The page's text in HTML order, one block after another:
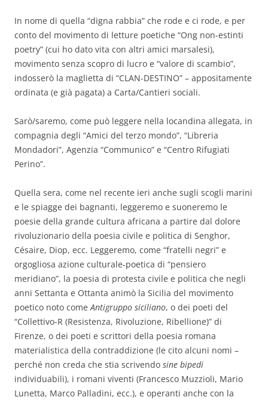
In nome di quella “digna rabbia” che rode e ci rode, e per
conto del movimento di letture poetiche “Ong non-estinti
poetry” (cui ho dato vita con altri amici marsalesi),
movimento senza scopro di lucro e “valore di scambio”,
indosserò la maglietta di “CLAN-DESTINO” – appositamente
ordinata (e già pagata) a Carta/Cantieri sociali.
Sarò/saremo, come può leggere nella locandina allegata, in
compagnia degli “Amici del terzo mondo”, “Libreria
Mondadori”, Agenzia “Communico” e “Centro Rifugiati
Perino”.
Quella sera, come nel recente ieri anche sugli scogli marini
e le spiagge dei bagnanti, leggeremo e suoneremo le
poesie della grande cultura africana a partire dal dolore
rivoluzionario della poesia civile e politica di Senghor,
Césaire, Diop, ecc. Leggeremo, come “fratelli negri” e
orgogliosa azione culturale-poetica di “pensiero
meridiano”, la poesia di protesta civile e politica che negli
anni Settanta e Ottanta animò la Sicilia del movimento
poetico noto comeAntigruppo siciliano, o dei poeti del
“Collettivo-R (Resistenza, Rivoluzione, Ribellione)” di
Firenze, o dei poeti e scrittori della poesia romana
materialistica della contraddizione (le cito alcuni nomi –
perché non creda che stia scrivendo sine bipedi
individuabili), i romani viventi (Francesco Muzzioli, Mario
Lunetta, Marco Palladini, ecc.), e operanti anche con la